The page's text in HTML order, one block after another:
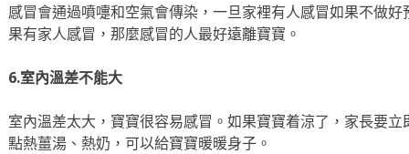
感冒會通過噴嚏和空氣會傳染，一旦家裡有人感冒如果不做
果有家人感冒，那麼感冒的人最好遠離寶寶。
6.室內溫差不能大
室內溫差太大，寶寶很容易感冒。如果寶寶着涼了，家長要
點熱薑湯、熱奶，可以給寶寶暖暖身子。